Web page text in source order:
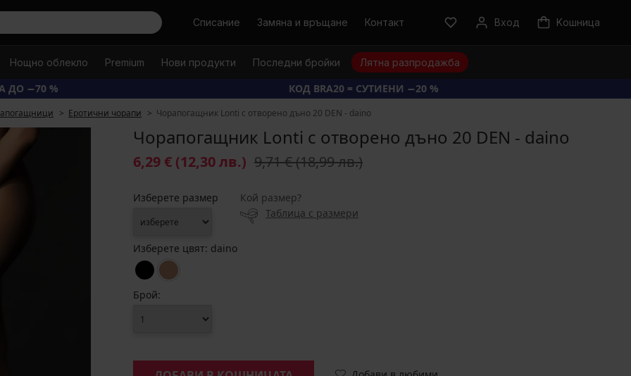
ТърсиСписание Замяна и връщане Контакт Вход Kошница
Нощно облекло Premium Нови продукти Последни бройки Лятна разпродажба
ДО −70 % КОД BRA20 = СУТИЕНИ −20 %
Еротични чорапи Чорапогащник Lonti с отворено дъно 20 DEN - daino
Чорапогащник Lonti с отворено дъно 20 DEN - daino
6,29 € (12,30 лв.) 9,71 €(18,99 лв.)
Изберете размер
Кой размер?
Таблица с размери
Изберете цвят: daino
Брой: